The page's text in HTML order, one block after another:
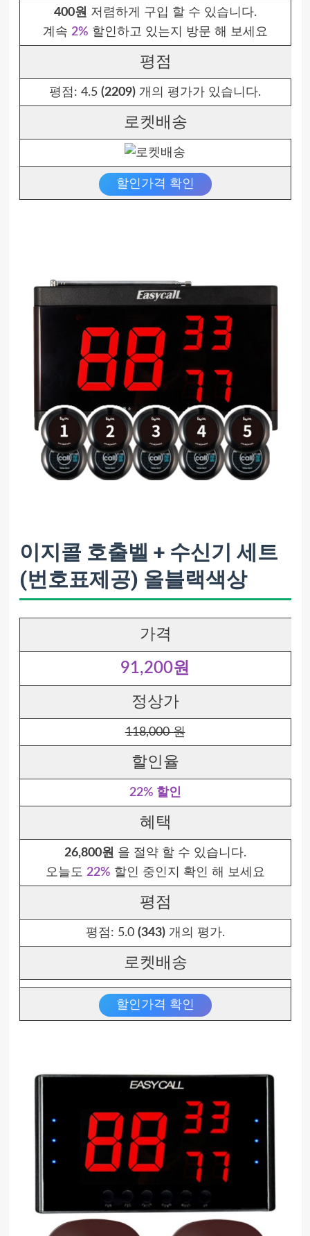
400원 저렴하게 구입 할 수 있습니다.
계속 2% 할인하고 있는지 방문 해 보세요
평점
평점: 4.5 (2209) 개의 평가가 있습니다.
로켓배송
할인가격 확인
이지콜 호출벨 + 수신기 세트
(번호표제공) 올블랙색상
가격
91,200원
정상가
118,000 원
할인율
22% 할인
혜택
26,800원 을 절약 할 수 있습니다.
오늘도 22% 할인 중인지 확인 해 보세요
평점
평점: 5.0 (343)개의 평가.
로켓배송
할인가격 확인